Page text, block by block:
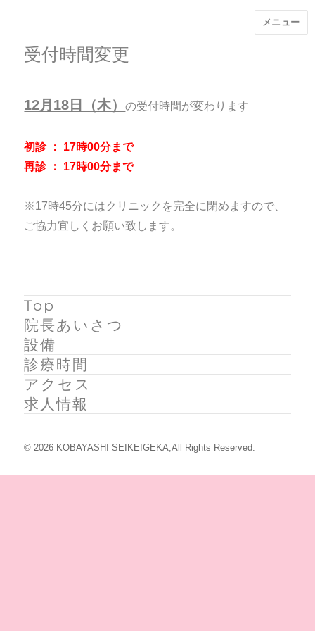
メニュー
受付時間変更
12月18日（木）の受付時間が変わります
初診 ： 17時00分まで
再診 ： 17時00分まで
※17時45分にはクリニックを完全に閉めますので、
ご協力宜しくお願い致します。
Top
院長あいさつ
設備
診療時間
アクセス
求人情報
© 2026 KOBAYASHI SEIKEIGEKA,All Rights Reserved.